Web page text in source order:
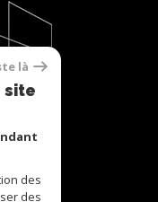
là
site
des
des